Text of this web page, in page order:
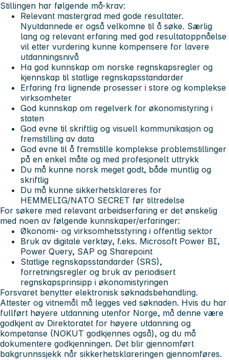
Stillingen har følgende må-krav:
Relevant mastergrad med gode resultater.
Nyutdannede er også velkomne til å søke. Særlig
lang og relevant erfaring med god resultatoppnåelse
vil etter vurdering kunne kompensere for lavere
utdanningsnivå
Ha god kunnskap om norske regnskapsregler og
kjennskap til statlige regnskapsstandarder
Erfaring fra lignende prosesser i store og komplekse
virksomheter
God kunnskap om regelverk for økonomistyring i
staten
God evne til skriftlig og visuell kommunikasjon og
fremstilling av data
God evne til å fremstille komplekse problemstillinger
på en enkel måte og med profesjonelt uttrykk
Du må kunne norsk meget godt, både muntlig og
skriftlig
Du må kunne sikkerhetsklareres for
HEMMELIG/NATO SECRET før tiltredelse
For søkere med relevant arbeidserfaring er det ønskelig
med noen av følgende kunnskaper/erfaringer:
Økonomi- og virksomhetsstyring i offentlig sektor
Bruk av digitale verktøy, f.eks. Microsoft Power BI,
Power Query, SAP og Sharepoint
Statlige regnskapsstandarder (SRS),
forretningsregler og bruk av periodisert
regnskapsprinsipp i økonomistyringen
Forsvaret benytter elektronisk søknadsbehandling.
Attester og vitnemål må legges ved søknaden. Hvis du har
fullført høyere utdanning utenfor Norge, må denne være
godkjent av Direktoratet for høyere utdanning og
kompetanse (NOKUT godkjennes også), og du må
dokumentere godkjenningen. Det blir gjennomført
bakgrunnssjekk når sikkerhetsklareringen gjennomføres.